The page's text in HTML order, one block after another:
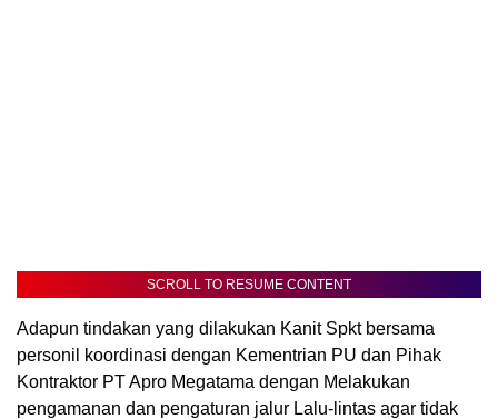
SCROLL TO RESUME CONTENT
Adapun tindakan yang dilakukan Kanit Spkt bersama
personil koordinasi dengan Kementrian PU dan Pihak
Kontraktor PT Apro Megatama dengan Melakukan
pengamanan dan pengaturan jalur Lalu-lintas agar tidak